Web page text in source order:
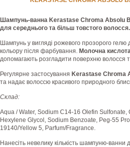
Шампунь-ванна Kerastase Chroma Absolu
для середнього та більш товстого волосся.
Шампунь у вигляді рожевого прозорого гелю
кольору після фарбування. Молочна
допомагають розгладити поверхню
Регулярне застосування Kerastase Chroma
та надає волоссю красивого природного
Склад:
Aqua / Water, Sodium C14-16 Olefin
Hexylene Glycol, Sodium Benzoate, Peg-55
19140/Yellow 5, Parfum/Fragrance.
Нанесіть невелику кількість шампуню-